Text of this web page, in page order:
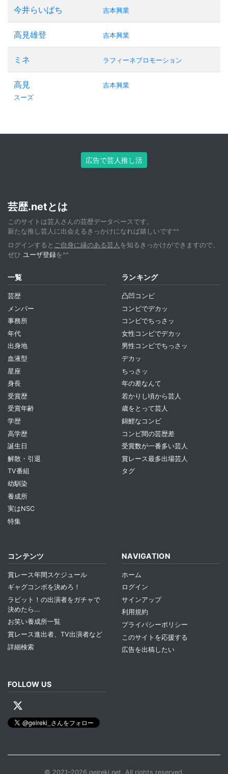
今井らいぱち 吉本興業
高見雄登 吉本興業
ミネ ラフィーネプロモーション
高見
スーズ
吉本興業
広告で芸人推し活
芸歴.netとは
このサイトは芸人さんの芸歴データベースです。
新たな推し芸人に出会えるきっかけになれば嬉しいです^^
ログインすると ご自身に縁のある芸人 を知るきっかけができますので、
ぜひ ユーザ登録を^^
一覧
芸歴
メンバー
事務所
年代
出身地
血液型
星座
身長
受賞歴
受賞年齢
学歴
高学歴
誕生日
解散・引退
TV番組
幼馴染
養成所
実はNSC
特集
ランキング
凸凹コンビ
コンビでデカッ
コンビでちっさッ
女性コンビでデカッ
男性コンビでちっさッ
デカッ
ちっさッ
年の差なんて
若かりし頃から芸人
歳をとって芸人
錦鯉なコンビ
コンビ間の芸歴差
受賞数が一番多い芸人
賞レース最多出場芸人
タグ
コンテンツ
賞レース年間スケジュール
ギャグコンボを決めろ！
ラビット！の出演者をガチャで
決めたら...
お笑い養成所一覧
賞レース進出者、TV出演者など
詳細検索
NAVIGATION
ホーム
ログイン
サインアップ
利用規約
プライバシーポリシー
このサイトを応援する
広告を出稿したい
FOLLOW US
© 2021–2026 geireki.net. All rights reserved.